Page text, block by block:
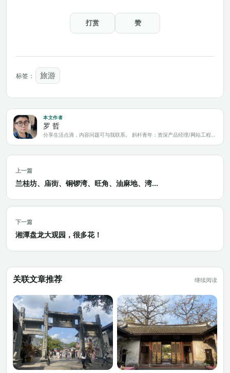
打赏 赞
标签： 旅游
本文作者
罗 哲
上一篇
兰桂坊、庙街、铜锣湾、旺角、油麻地、湾...
下一篇
湘潭盘龙大观园，很多花！
关联文章推荐 继续阅读